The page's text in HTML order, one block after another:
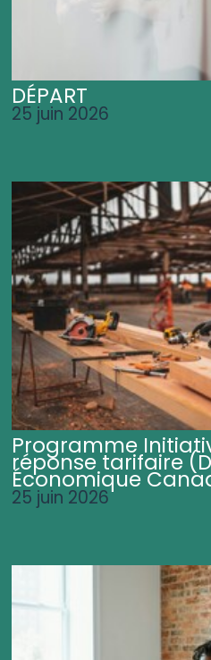
DÉPART
25 juin 2026
Programme
réponse tarifaire
Économique
25 juin 2026